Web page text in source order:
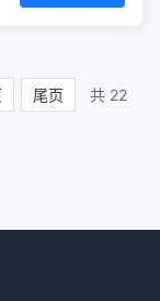
尾页
共 22